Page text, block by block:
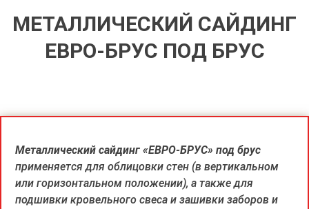
МЕТАЛЛИЧЕСКИЙ САЙДИНГ
ЕВРО-БРУС ПОД БРУС
Металлический сайдинг «ЕВРО-БРУС» под брус
применяется для облицовки стен (в вертикальном
или горизонтальном положении), а также для
подшивки кровельного свеса и зашивки заборов и